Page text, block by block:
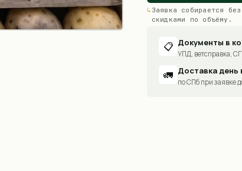
Заявка собирается
скидками по объёму.
📋 Документы в
УПД, ветсправка,
🚛 Доставка день
по СПб при заявке